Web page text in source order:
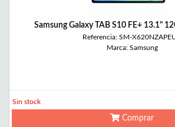
Samsung Galaxy TAB S10 FE+ 13.1"
Referencia: SM-
Marca: Samsung
Sin stock
Comprar